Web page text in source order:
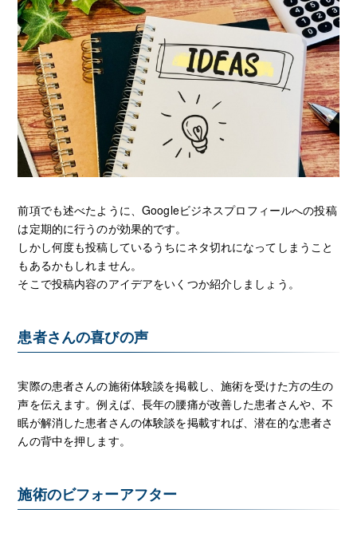
前項でも述べたように、Googleビジネスプロフィールへの投稿
は定期的に行うのが効果的です。
しかし何度も投稿しているうちにネタ切れになってしまうこと
もあるかもしれません。
そこで投稿内容のアイデアをいくつか紹介しましょう。
患者さんの喜びの声
実際の患者さんの施術体験談を掲載し、施術を受けた方の生の
声を伝えます。例えば、長年の腰痛が改善した患者さんや、不
眠が解消した患者さんの体験談を掲載すれば、潜在的な患者さ
んの背中を押します。
施術のビフォーアフター